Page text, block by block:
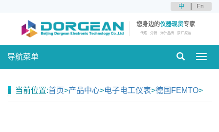
中 En
您身边的仪器现货专家
代理 分销 海外品牌 原厂原装
导航菜单
当前位置:首页>产品中心>电子电工仪表>德国FEMTO>